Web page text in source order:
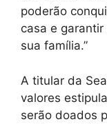
poderão
casa e
sua família.”
A titular da
valores
serão doados